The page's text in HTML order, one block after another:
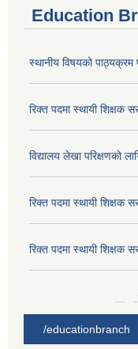
Education
स्थानीय विषयको पाठ्यक्रम
रिक्त पदमा स्थायी शिक्षक
विद्यालय लेखा परिक्षणको
रिक्त पदमा स्थायी शिक्षक
रिक्त पदमा स्थायी शिक्षक
/educationbranch